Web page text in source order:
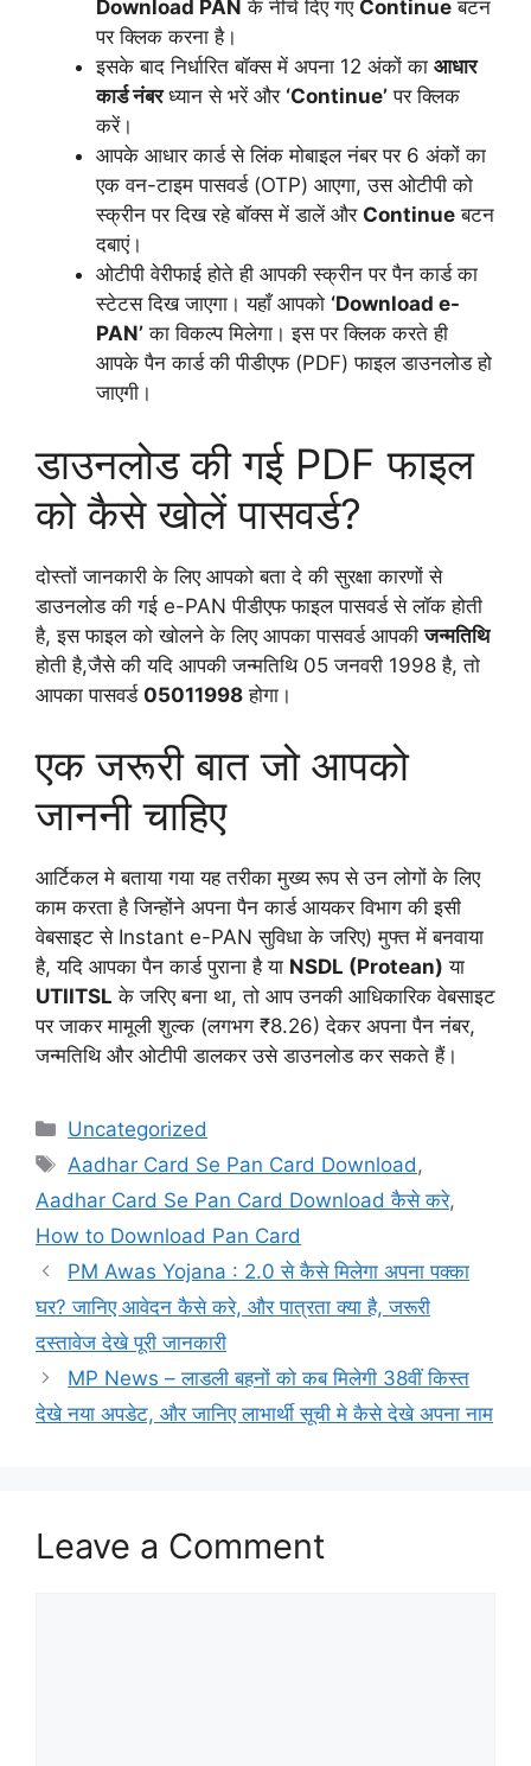
Download PAN के नीचे दिए गए Continue बटन
पर क्लिक करना है।
इसके बाद निर्धारित बॉक्स में अपना 12 अंकों का आधार
कार्ड नंबरध्यान से भरें और ‘Continue’ पर क्लिक
करें।
आपके आधार कार्ड से लिंक मोबाइल नंबर पर 6 अंकों का
एक वन-टाइम पासवर्ड (OTP) आएगा, उस ओटीपी को
स्क्रीन पर दिख रहे बॉक्स में डालें और Continue बटन
दबाएं।
ओटीपी वेरीफाई होते ही आपकी स्क्रीन पर पैन कार्ड का
स्टेटस दिख जाएगा। यहाँ आपको ‘Download e-
PAN’ का विकल्प मिलेगा। इस पर क्लिक करते ही
आपके पैन कार्ड की पीडीएफ (PDF) फाइल डाउनलोड हो
जाएगी।
डाउनलोड की गई PDF फाइल
को कैसे खोलें पासवर्ड?
दोस्तों जानकारी के लिए आपको बता दे की सुरक्षा कारणों से
डाउनलोड की गई e-PAN पीडीएफ फाइल पासवर्ड से लॉक होती
है, इस फाइल को खोलने के लिए आपका पासवर्ड आपकीजन्मतिथि
होती है,जैसे की यदि आपकी जन्मतिथि 05 जनवरी 1998 है, तो
आपका पासवर्ड 05011998 होगा।
एक जरूरी बात जो आपको
जाननी चाहिए
आर्टिकल मे बताया गया यह तरीका मुख्य रूप से उन लोगों के लिए
काम करता है जिन्होंने अपना पैन कार्ड आयकर विभाग की इसी
वेबसाइट से Instant e-PAN सुविधा के जरिए) मुफ्त में बनवाया
है, यदि आपका पैन कार्ड पुराना है या NSDL (Protean) या
UTIITSL के जरिए बना था, तो आप उनकी आधिकारिक वेबसाइट
पर जाकर मामूली शुल्क (लगभग ₹8.26) देकर अपना पैन नंबर,
जन्मतिथि और ओटीपी डालकर उसे डाउनलोड कर सकते हैं।
Categories
Uncategorized
Tags
Aadhar Card Se Pan Card Download,
Aadhar Card Se Pan Card Download कैसे करे,
How to Download Pan Card
PM Awas Yojana : 2.0 से कैसे मिलेगा अपना पक्का
घर? जानिए आवेदन कैसे करे, और पात्रता क्या है, जरूरी
दस्तावेज देखे पूरी जानकारी
MP News – लाडली बहनों को कब मिलेगी 38वीं किस्त
देखे नया अपडेट, और जानिए लाभार्थी सूची मे कैसे देखे अपना नाम
Leave a Comment